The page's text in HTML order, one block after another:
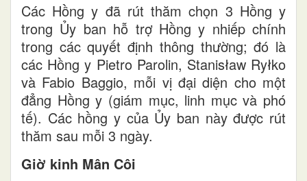
Các Hồng y đã rút thăm chọn 3 Hồng y
trong Ủy ban hỗ trợ Hồng y nhiếp chính
trong các quyết định thông thường; đó là
các Hồng y Pietro Parolin, Stanisław Ryłko
và Fabio Baggio, mỗi vị đại diện cho một
đẳng Hồng y (giám mục, linh mục và phó
tế). Các hồng y của Ủy ban này được rút
thăm sau mỗi 3 ngày.
Giờ kinh Mân Côi